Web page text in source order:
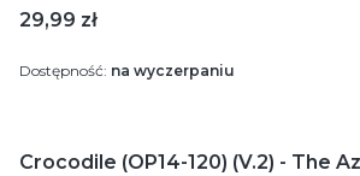
Cena
29,99 zł
Dostępność: na wyczerpaniu
Crocodile (OP14-120) (V.2) - The